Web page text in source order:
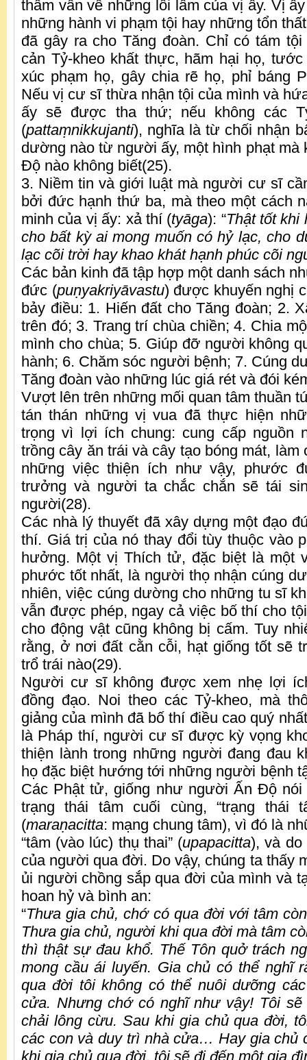
thẩm vấn về những lỗi lầm của vị ấy. Vị
những hành vi phạm tội hay những tổn
đã gây ra cho Tăng đoàn. Chỉ có tám
cản Tỷ-kheo khất thực, hãm hại họ,
xúc phạm họ, gây chia rẽ họ, phỉ báng
Nếu vị cư sĩ thừa nhận tội của mình và
ấy sẽ được tha thứ; nếu không các
(pattaṃnikkujanti), nghĩa là từ chối nhận
dường nào từ người ấy, một hình phạt mà
Độ nào không biết(25).
3. Niềm tin và giới luật mà người cư sĩ
bởi đức hạnh thứ ba, mà theo một cách
minh của vị ấy: xả thí (tyāga): “Thật tốt khi
cho bất kỳ ai mong muốn có hỷ lạc, cho
lạc cõi trời hay khao khát hạnh phúc cõi
Các bản kinh đã tập hợp một danh sách
đức (puṇyakriyāvastu) được khuyến nghị
bảy điều: 1. Hiến đất cho Tăng đoàn; 2.
trên đó; 3. Trang trí chùa chiền; 4. Chia
mình cho chùa; 5. Giúp đỡ người không
hành; 6. Chăm sóc người bệnh; 7. Cúng
Tăng đoàn vào những lúc giá rét và đói
Vượt lên trên những mối quan tâm thuần
tán thán những vị vua đã thực hiện
trọng vì lợi ích chung: cung cấp nguồn
trồng cây ăn trái và cây tạo bóng mát, làm
những việc thiện ích như vậy, phước
trưởng và người ta chắc chắn sẽ tái
người(28).
Các nhà lý thuyết đã xây dựng một đạo
thí. Giá trị của nó thay đổi tùy thuộc vào
hưởng. Một vị Thích tử, đặc biệt là một
phước tốt nhất, là người thọ nhận cúng
nhiên, việc cúng dường cho những tu sĩ
vẫn được phép, ngay cả việc bố thí cho
cho động vật cũng không bị cấm. Tuy
rằng, ở nơi đất cằn cỗi, hạt giống tốt sẽ
trổ trái nào(29).
Người cư sĩ không được xem nhẹ lợi
đồng đạo. Noi theo các Tỷ-kheo, mà
giảng của mình đã bố thí điều cao quý
là Pháp thí, người cư sĩ được kỳ vọng
thiện lành trong những người đang đau
họ đặc biệt hướng tới những người bệnh
Các Phật tử, giống như người Ấn Độ nói
trạng thái tâm cuối cùng, “trạng thái
(maraṇacitta: mạng chung tâm), vì đó là
“tâm (vào lúc) thụ thai” (upapacitta), và
của người qua đời. Do vậy, chúng ta thấy
ủi người chồng sắp qua đời của mình và
hoan hỷ và bình an:
“Thưa gia chủ, chớ có qua đời với tâm
Thưa gia chủ, người khi qua đời mà tâm
thì thật sự đau khổ. Thế Tôn quở trách
mong cầu ái luyến. Gia chủ có thể nghĩ
qua đời tôi không có thể nuôi dưỡng
cửa. Nhưng chớ có nghĩ như vậy! Tôi
chải lông cừu. Sau khi gia chủ qua đời,
các con và duy trì nhà cửa… Hay gia chủ
khi gia chủ qua đời, tôi sẽ đi đến một gia